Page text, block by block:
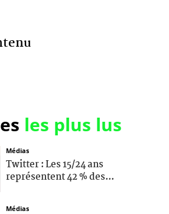
les plus lus
Médias
Twitter : Les 15/24 ans
représentent 42 % des...
Médias